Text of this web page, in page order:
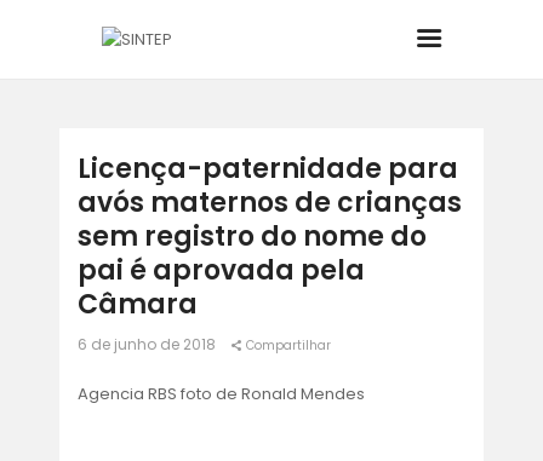
INÍCIO
O SINDICATO
JURÍDICO
BOLETINS
Licença-paternidade para
avós maternos de crianças
sem registro do nome do
pai é aprovada pela
Câmara
6 de junho de 2018 Compartilhar
Agencia RBS foto de Ronald Mendes